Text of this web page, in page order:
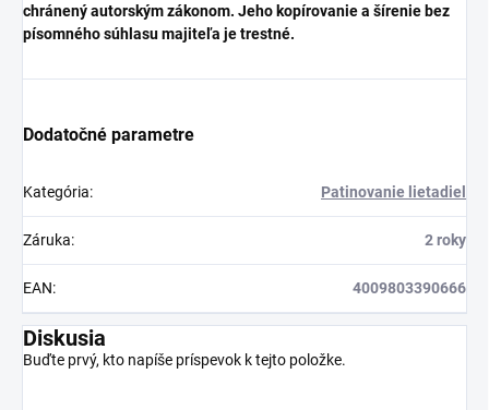
chránený autorským zákonom. Jeho kopírovanie a šírenie bez
písomného súhlasu majiteľa je trestné.
Dodatočné parametre
Kategória: Patinovanie lietadiel
Záruka: 2 roky
EAN: 4009803390666
Diskusia
Buďte prvý, kto napíše príspevok k tejto položke.